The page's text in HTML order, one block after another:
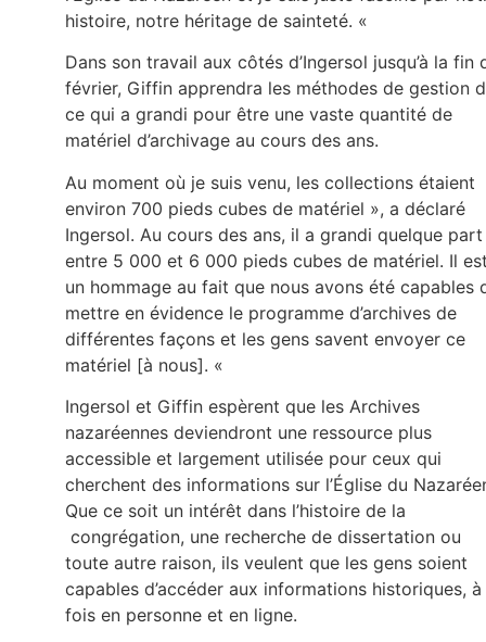
histoire, notre héritage de sainteté. «
Dans son travail aux côtés d’Ingersol jusqu’à la fin
février, Giffin apprendra les méthodes de gestion
ce qui a grandi pour être une vaste quantité de
matériel d’archivage au cours des ans.
Au moment où je suis venu, les collections étaient
environ 700 pieds cubes de matériel », a déclaré
Ingersol. Au cours des ans, il a grandi quelque part
entre 5 000 et 6 000 pieds cubes de matériel. Il
un hommage au fait que nous avons été capables
mettre en évidence le programme d’archives de
différentes façons et les gens savent envoyer ce
matériel [à nous]. «
Ingersol et Giffin espèrent que les Archives
nazaréennes deviendront une ressource plus
accessible et largement utilisée pour ceux qui
cherchent des informations sur l’Église du
Que ce soit un intérêt dans l’histoire de la
congrégation, une recherche de dissertation ou
toute autre raison, ils veulent que les gens soient
capables d’accéder aux informations historiques, à
fois en personne et en ligne.